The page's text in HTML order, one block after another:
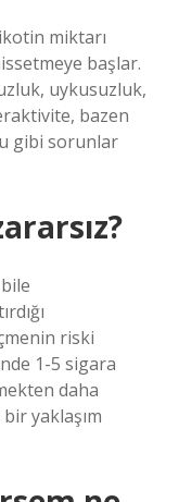
miktarı
başlar.
uykusuzluk,
bazen
gibi sorunlar
riski
1-5 sigara
daha
yaklaşım